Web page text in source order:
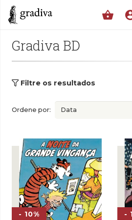
shopping_basket
Gradiva BD
Filtre os resultados
Ordene por:
- 10% -